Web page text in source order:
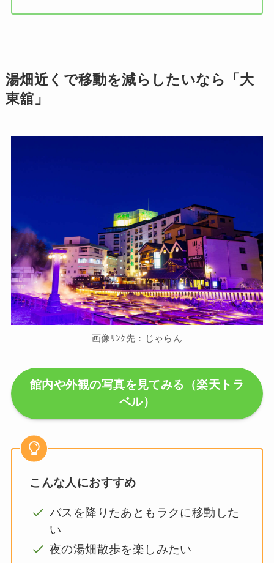
湯畑近くで移動を減らしたいなら「大
東舘」
画像ﾘﾝｸ先：じゃらん
館内や外観の写真を見てみる（楽天トラ
ベル）
こんな人におすすめ
バスを降りたあともラクに移動した
い
夜の湯畑散歩を楽しみたい